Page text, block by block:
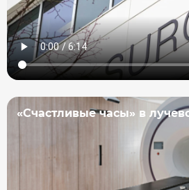
«Счастливые часы» в